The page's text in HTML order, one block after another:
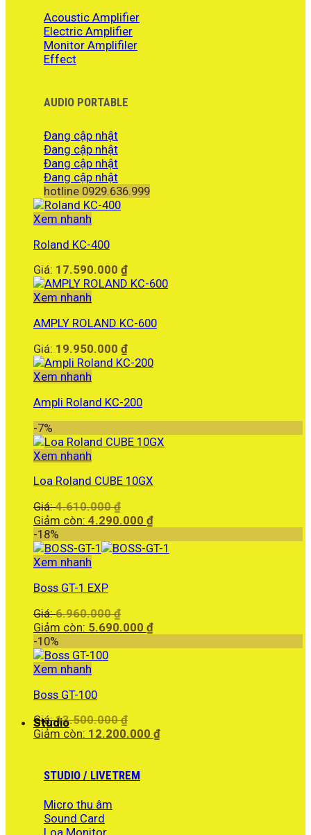
Acoustic Amplifier
Electric Amplifier
Monitor Amplifiler
Effect
AUDIO PORTABLE
Đang cập nhật
Đang cập nhật
Đang cập nhật
Đang cập nhật
hotline 0929.636.999
Xem nhanh
Roland KC-400
Giá: 17.590.000 ₫
Xem nhanh
AMPLY ROLAND KC-600
Giá: 19.950.000 ₫
Xem nhanh
Ampli Roland KC-200
-7%
Xem nhanh
Loa Roland CUBE 10GX
Giá:4.610.000₫
gốc
4.610.000 ₫.
Giảm còn: 4.290.000 ₫Giá
tại
-18%
Xem nhanh
Boss GT-1 EXP
Giá:6.960.000₫
gốc
Giảm còn: 5.690.000 ₫Giá
-10%
Xem nhanh
Boss GT-100
Giá:13.500.000₫
gốc
Giảm còn: 12.200.000 ₫Giá
Studio
STUDIO / LIVETREM
Micro thu âm
Sound Card
Loa Monitor